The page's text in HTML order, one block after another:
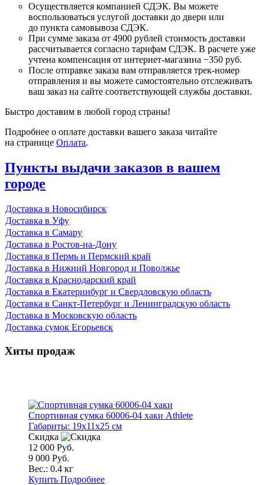
Осуществляется компанией СДЭК. Вы можете
воспользоваться услугой доставки до двери или
до пункта самовывоза СДЭК.
При сумме заказа от 4900 рублей стоимость доставки
рассчитывается согласно тарифам СДЭК. В расчете уже
учтена компенсация от интернет-магазина −350 руб.
После отправке заказа вам отправляется трек-номер
отправления и вы можете самостоятельно отслеживать
ваш заказ на сайте соответствующей службы доставки.
Быстро доставим в любой город страны!
Подробнее о оплате доставки вашего заказа читайте
на странице Оплата.
Пункты выдачи заказов в вашем
городе
Доставка в Новосибирск
Доставка в Уфу
Доставка в Самару
Доставка в Ростов-на-Дону
Доставка в Пермь и Пермский край
Доставка в Нижний Новгород и Поволжье
Доставка в Краснодарский край
Доставка в Екатеринбург и Свердловскую область
Доставка в Санкт-Петербург и Ленинградскую область
Доставка в Московскую область
Доставка сумок Егорьевск
Хиты продаж
Спортивная сумка 60006-04 хаки Athlete
Габариты: 19x11x25 см
Скидка
12 000 Руб.
9 000 Руб.
Вес.: 0.4 кг
Купить Подробнее